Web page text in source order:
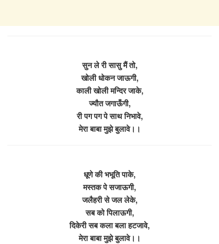
सुन ले री सासु मैं तो,
खोली धोकन जाऊगी,
काली खोली मन्दिर जाके,
ज्यौत जगाऊँगी,
री पग पग पे साथ निभावे,
मेरा बाबा मुझे बुलावे।।
धूणे की भभूति पाके,
मस्तक पे सजाऊगी,
जलैहरी से जल लेके,
सब को पिलाऊगी,
दिकेरी सब कला बला हटजावे,
मेरा बाबा मुझे बुलावे।।